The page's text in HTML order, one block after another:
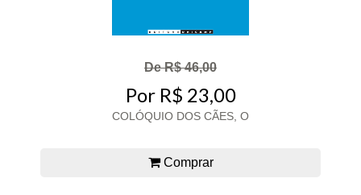
De R$ 46,00
Por R$ 23,00
COLÓQUIO DOS CÃES, O
Comprar